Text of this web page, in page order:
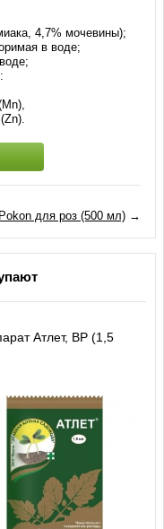
4,7% мочевины);
в воде;
для роз (500 мл)→
Атлет, ВР (1,5